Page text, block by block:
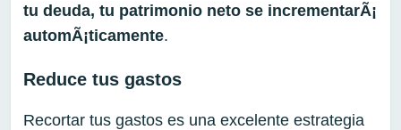
tu deuda, tu patrimonio neto se incrementarÃ¡
automÃ¡ticamente.
Reduce tus gastos
Recortar tus gastos es una excelente estrategia